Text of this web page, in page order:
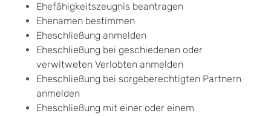
Ehefähigkeitszeugnis beantragen
Ehenamen bestimmen
Eheschließung anmelden
Eheschließung bei geschiedenen oder
verwitweten Verlobten anmelden
Eheschließung bei sorgeberechtigten Partnern
anmelden
Eheschließung mit einer oder einem